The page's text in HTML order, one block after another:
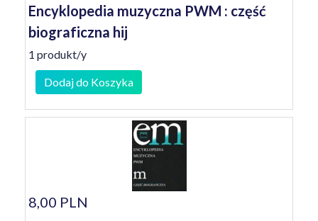
Encyklopedia muzyczna PWM : część
biograficzna hij
1 produkt/y
Dodaj do Koszyka
8,00 PLN